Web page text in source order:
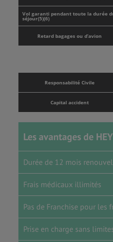
Vol garanti pendant toute la durée
séjour(5)(6)
Retard bagages ou d’avion
Responsabilité Civile
Capital accident
Les avantages de
Durée de 12 mois
Frais médicaux illimités
Pas de Franchise pour les
Prise en charge sans